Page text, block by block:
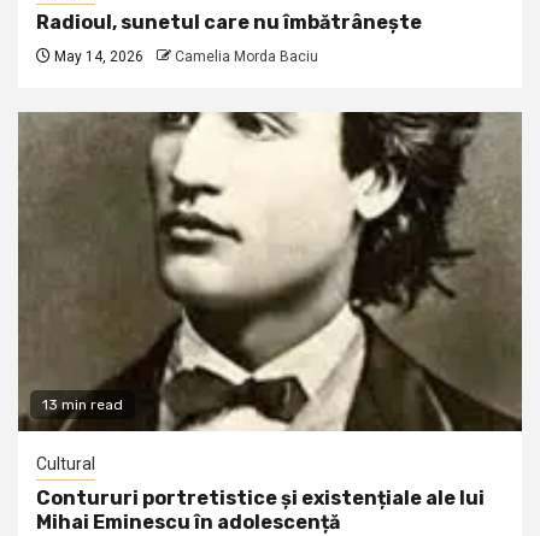
Radioul, sunetul care nu îmbătrânește
May 14, 2026 Camelia Morda Baciu
13 min read
Cultural
Contururi portretistice și existențiale ale lui
Mihai Eminescu în adolescență